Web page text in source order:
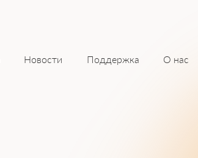
Новости Поддержка О нас